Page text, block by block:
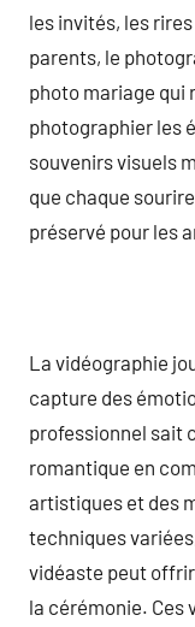
les invités, les
parents, le
photo mariage qui
photographier les
souvenirs visuels
que chaque
préservé pour les
La vidéographie
capture des
professionnel sait
romantique en
artistiques et des
techniques
vidéaste peut
la cérémonie. Ces